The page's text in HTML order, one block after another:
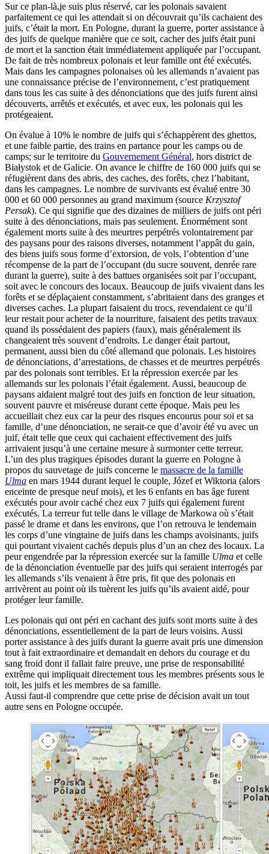
Sur ce plan-là,je suis plus réservé, car les polonais savaient
parfaitement ce qui les attendait si on découvrait qu’ils cachaient des
juifs, c’était la mort. En Pologne, durant la guerre, porter assistance à
des juifs de quelque manière que ce soit, cacher des juifs était puni
de mort et la sanction était immédiatement appliquée par l’occupant.
De fait de très nombreux polonais et leur famille ont été exécutés.
Mais dans les campagnes polonaises où les allemands n’avaient pas
une connaissance précise de l’environnement, c’est pratiquement
dans tous les cas suite à des dénonciations que des juifs furent ainsi
découverts, arrêtés et exécutés, et avec eux, les polonais qui les
protégeaient.
On évalue à 10% le nombre de juifs qui s’échappèrent des ghettos,
et une faible partie, des trains en partance pour les camps ou de
camps; sur le territoire du Gouvernement Général, hors district de
Białystok et de Galicie. On avance le chiffre de 160 000 juifs qui se
réfugièrent dans des abris, des caches, des forêts, chez l’habitant,
dans les campagnes. Le nombre de survivants est évalué entre 30
000 et 60 000 personnes au grand maximum (source Krzysztof
Persak). Ce qui signifie que des dizaines de milliers de juifs ont péri
suite à des dénonciations, mais pas seulement. Énormément sont
également morts suite à des meurtres perpétrés volontairement par
des paysans pour des raisons diverses, notamment l’appât du gain,
des biens juifs sous forme d’extorsion, de vols, l’obtention d’une
récompense de la part de l’occupant (du sucre souvent, denrée rare
durant la guerre), suite à des battues organisées soit par l’occupant,
soit avec le concours des locaux. Beaucoup de juifs vivaient dans les
forêts et se déplaçaient constamment, s’abritaient dans des granges et
diverses caches. La plupart faisaient du trocs, revendaient ce qu’il
leur restait pour acheter de la nourriture, faisaient des petits travaux
quand ils possédaient des papiers (faux), mais généralement ils
changeaient très souvent d’endroits. Le danger était partout,
permanent, aussi bien du côté allemand que polonais. Les histoires
de dénonciations, d’arrestations, de chasses et de meurtres perpétrés
par des polonais sont terribles. Et la répression exercée par les
allemands sur les polonais l’était également. Aussi, beaucoup de
paysans aidaient malgré tout des juifs en fonction de leur situation,
souvent pauvre et miséreuse durant cette époque. Mais peu les
accueillait chez eux car la peur des risques encourus pour soi et sa
famille, d’une dénonciation, ne serait-ce que d’avoir été vu avec un
juif, était telle que ceux qui cachaient effectivement des juifs
arrivaient jusqu’à une certaine mesure à surmonter cette terreur.
L’un des plus tragiques épisodes durant la guerre en Pologne à
propos du sauvetage de juifs concerne le massacre de la famille
Ulma en mars 1944 durant lequel le couple, Józef et Wiktoria (alors
enceinte de presque neuf mois), et les 6 enfants en bas âge furent
exécutés pour avoir caché chez eux 7 juifs qui également furent
exécutés. La terreur fut telle dans le village de Markowa où s’était
passé le drame et dans les environs, que l’on retrouva le lendemain
les corps d’une vingtaine de juifs dans les champs avoisinants, juifs
qui pourtant vivaient cachés depuis plus d’un an chez des locaux. La
peur engendrée par la répression exercée sur la famille Ulma et celle
de la dénonciation éventuelle par des juifs qui seraient interrogés par
les allemands s’ils venaient à être pris, fit que des polonais en
arrivèrent au point où ils tuèrent les juifs qu’ils avaient aidé, pour
protéger leur famille.
Les polonais qui ont péri en cachant des juifs sont morts suite à des
dénonciations, essentiellement de la part de leurs voisins. Aussi
porter assistance à des juifs durant la guerre avait pris une dimension
tout à fait extraordinaire et demandait en dehors du courage et du
sang froid dont il fallait faire preuve, une prise de responsabilité
extrême qui impliquait directement tous les membres présents sous le
toit, les juifs et les membres de sa famille.
Aussi faut-il comprendre que cette prise de décision avait un tout
autre sens en Pologne occupée.